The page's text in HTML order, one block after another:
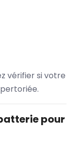
vérifier si votre
pour